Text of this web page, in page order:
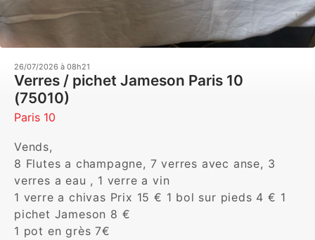
26/07/2026 à 08h21
Verres / pichet Jameson Paris 10
(75010)
Paris 10
Vends,
8 Flutes a champagne, 7 verres avec anse, 3
verres a eau , 1 verre a vin
1 verre a chivas Prix 15 € 1 bol sur pieds 4 € 1
pichet Jameson 8 €
1 pot en grès 7€